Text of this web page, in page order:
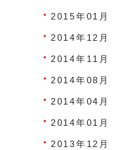
2015年01月
2014年12月
2014年11月
2014年08月
2014年04月
2014年01月
2013年12月